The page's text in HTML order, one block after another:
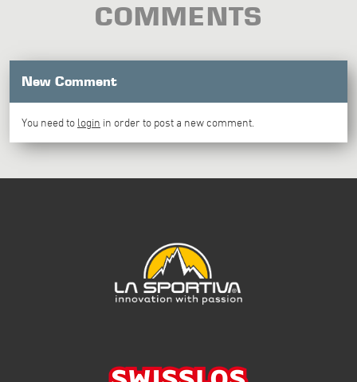
COMMENTS
New Comment
You need to login in order to post a new comment.